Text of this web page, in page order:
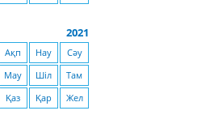
2021
Ақп Нау
Сәу
Мау Шіл
Там
Қаз Қар Жел